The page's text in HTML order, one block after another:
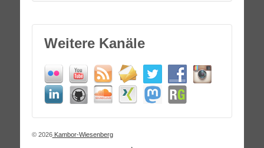
Weitere Kanäle
© 2026Kambor-Wiesenberg